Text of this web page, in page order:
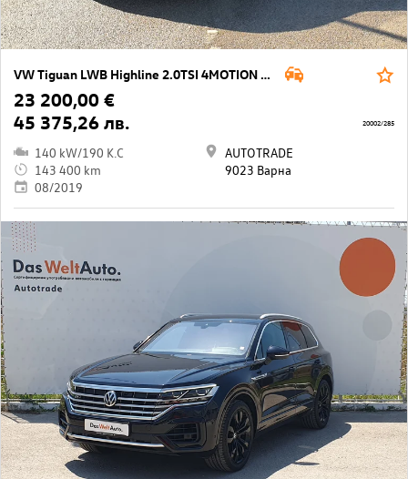
VW Tiguan LWB Highline 2.0TSI 4MOTION BMT
23 200,00 €
45 375,26 лв.
140 kW/190 K.C
143 400 km
08/2019
AUTOTRADE
9023 Варна
20002/285